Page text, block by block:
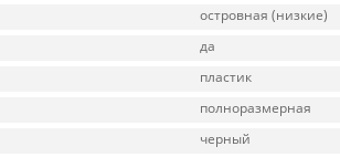
островная (низкие)
да
пластик
полноразмерная
черный